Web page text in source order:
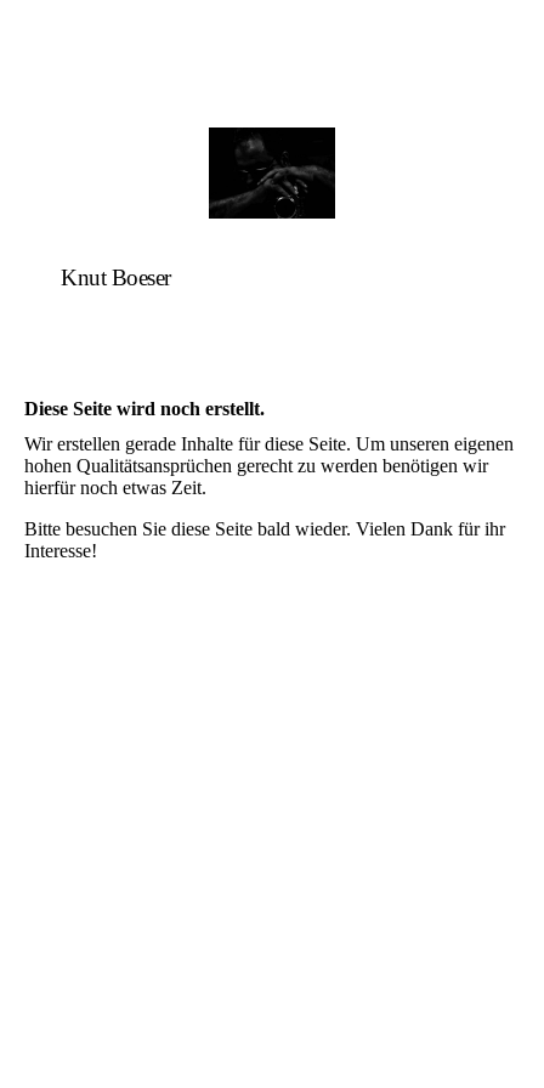
Knut Boeser
Diese Seite wird noch erstellt.
Wir erstellen gerade Inhalte für diese Seite. Um unseren eigenen
hohen Qualitätsansprüchen gerecht zu werden benötigen wir
hierfür noch etwas Zeit.
Bitte besuchen Sie diese Seite bald wieder. Vielen Dank für ihr
Interesse!